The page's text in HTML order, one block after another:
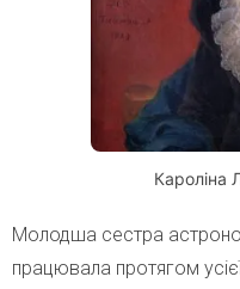
Кароліна
Молодша сестра
працювала протягом